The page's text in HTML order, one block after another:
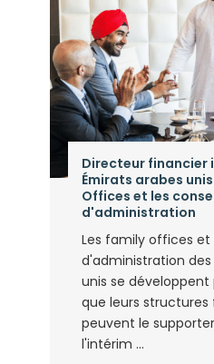
Directeur financier
Émirats arabes
Offices et les
d'administration
Les family offices et
d'administration des
unis se
que leurs structures
peuvent le
l'intérim ...